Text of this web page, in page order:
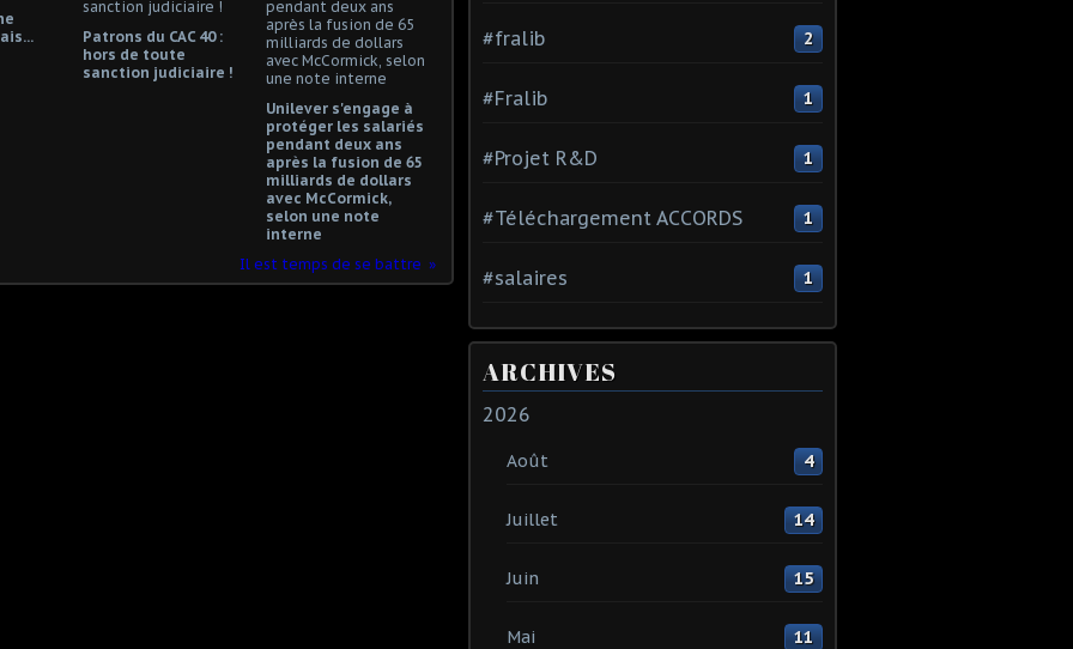
Patrons du CAC 40 :
hors de toute
sanction judiciaire !
Unilever s'engage à
protéger les salariés
pendant deux ans
après la fusion de 65
milliards de dollars
avec McCormick,
selon une note
interne
Il est temps de se battre
#fralib 2
#Fralib 1
#Projet R&D 1
#Téléchargement ACCORDS 1
#salaires 1
ARCHIVES
2026
Août 4
Juillet 14
Juin 15
Mai 11